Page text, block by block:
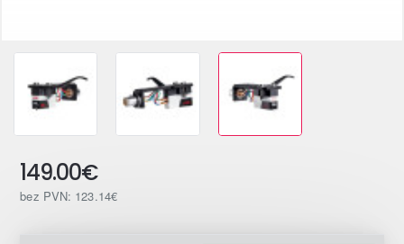
149.00€
bez PVN: 123.14€